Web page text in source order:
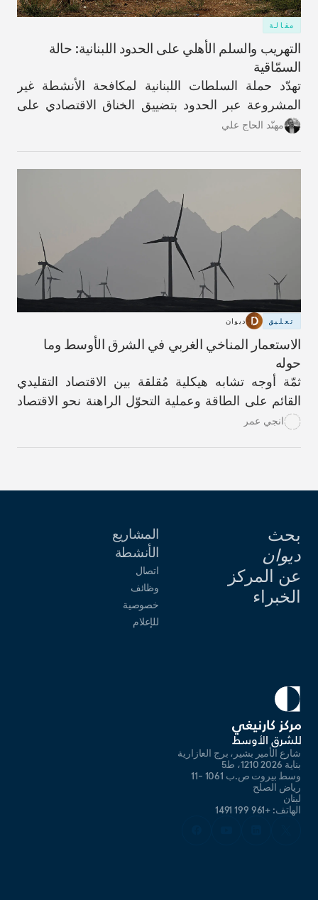
مقالة
التهريب والسلم الأهلي على الحدود اللبنانية: حالة
السمّاقية
تهدّد حملة السلطات اللبنانية لمكافحة الأنشطة غير
المشروعة عبر الحدود بتضييق الخناق الاقتصادي على
شريحةٍ واسعة من سكان هذه القرية المُهمَلة تاريخيًا
مهنّد الحاج علي
تعليق ديوان
الاستعمار المناخي الغربي في الشرق الأوسط وما
حوله
ثمّة أوجه تشابه هيكلية مُقلقة بين الاقتصاد التقليدي
القائم على الطاقة وعملية التحوّل الراهنة نحو الاقتصاد
الأخضر.انجي عمر
شارع الأمير بشير، برج العازارية
بناية 2026 1210، ط5
وسط بيروت ص.ب 1061 -11
رياض الصلح
لبنان
الهاتف: +961 199 1491
بحث
ديوان
عن المركز
الخبراء
المشاريع
الأنشطة
اتصال
وظائف
خصوصية
للإعلام